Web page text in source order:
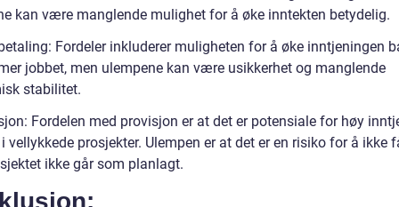
kan være manglende mulighet for å øke inntekten betydelig.
Fordeler inkluderer muligheten for å øke inntjeningen
jobbet, men ulempene kan være usikkerhet og manglende
stabilitet.
Fordelen med provisjon er at det er potensiale for høy
vellykkede prosjekter. Ulempen er at det er en risiko for å ikke
ikke går som planlagt.